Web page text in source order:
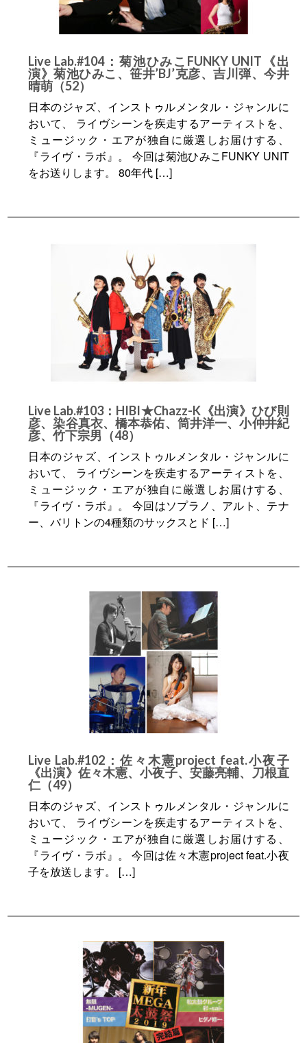
Live Lab.#104：菊池ひみこFUNKY UNIT《出
演》菊池ひみこ、笹井’BJ’克彦、吉川弾、今井
晴萌（52）
日本のジャズ、インストゥルメンタル・ジャンルに
おいて、 ライヴシーンを疾走するアーティストを、
ミュージック・エアが独自に厳選しお届けする、
『ライヴ・ラボ』。 今回は菊池ひみこFUNKY UNIT
をお送りします。 80年代 […]
Live Lab.#103：HIBI★Chazz-K《出演》ひび則
彦、染谷真衣、橋本恭佑、筒井洋一、小仲井紀
彦、竹下宗男（48）
日本のジャズ、インストゥルメンタル・ジャンルに
おいて、 ライヴシーンを疾走するアーティストを、
ミュージック・エアが独自に厳選しお届けする、
『ライヴ・ラボ』。 今回はソプラノ、アルト、テナ
ー、バリトンの4種類のサックスとド […]
Live Lab.#102：佐々木憲project feat.小夜子
《出演》佐々木憲、小夜子、安藤亮輔、刀根直
仁（49）
日本のジャズ、インストゥルメンタル・ジャンルに
おいて、 ライヴシーンを疾走するアーティストを、
ミュージック・エアが独自に厳選しお届けする、
『ライヴ・ラボ』。 今回は佐々木憲project feat.小夜
子を放送します。 […]